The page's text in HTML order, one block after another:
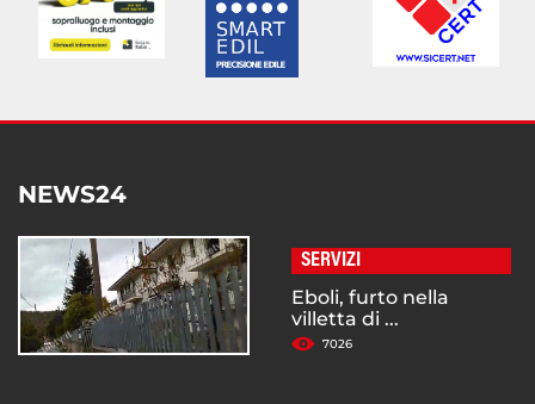
NEWS24
SERVIZI
Eboli, furto nella
villetta di ...
7026